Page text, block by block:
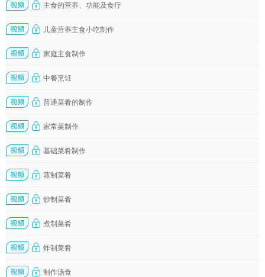
主食的营养、功能及食疗
儿童营养主食小吃制作
家庭主食制作
中餐烹饪
普通菜肴的制作
家常菜制作
基础菜肴制作
蒸制菜肴
炒制菜肴
煮制菜肴
炸制菜肴
制作汤食